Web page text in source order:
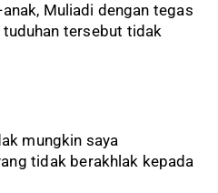
Muliadi dengan tegas
tersebut tidak
mungkin saya
tidak berakhlak kepada